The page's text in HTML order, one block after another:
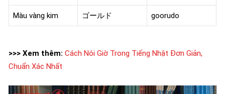
Màu vàng kim ゴールド goorudo
>>> Xem thêm: Cách Nói Giờ Trong Tiếng Nhật Đơn Giản,
Chuẩn Xác Nhất